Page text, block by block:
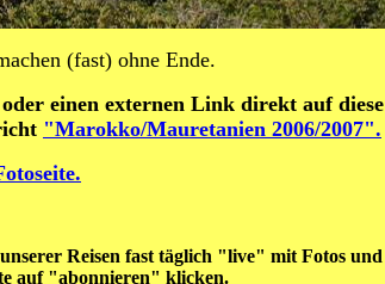
(fast) ohne Ende.
einen externen Link direkt auf
"Marokko/Mauretanien 2006/2007".
Reisen fast täglich "live" mit Fotos und
auf "abonnieren" klicken.